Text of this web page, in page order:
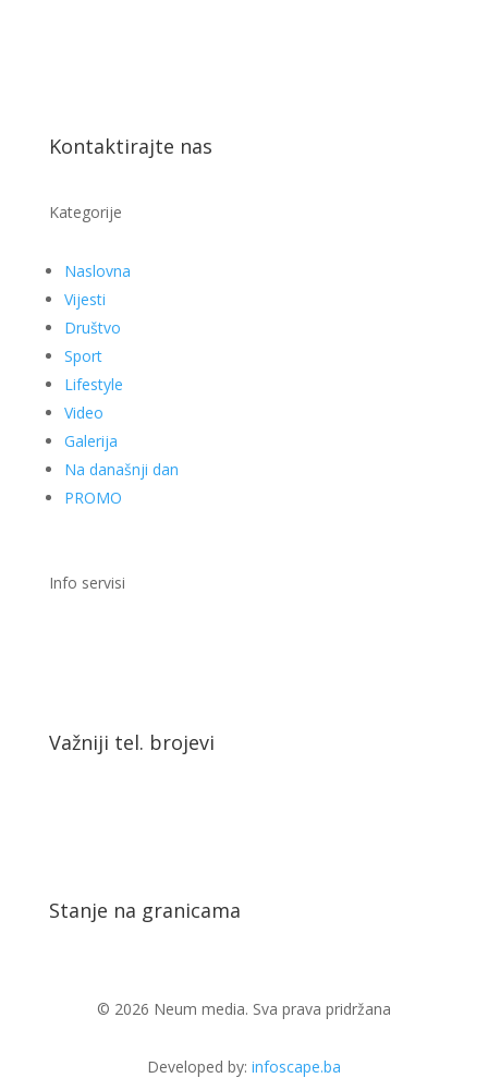
Kontaktirajte nas
Kategorije
Naslovna
Vijesti
Društvo
Sport
Lifestyle
Video
Galerija
Na današnji dan
PROMO
Info servisi
Važniji tel. brojevi
Stanje na granicama
© 2026 Neum media. Sva prava pridržana
Developed by: infoscape.ba